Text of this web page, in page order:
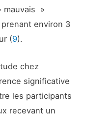
mauvais »
environ 3
(9).
chez
significative
les participants
recevant un